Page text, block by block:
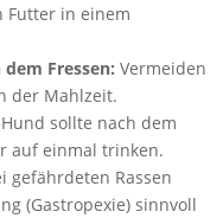
Futter in einem
Fressen: Vermeiden
der Mahlzeit.
sollte nach dem
auf einmal trinken.
gefährdeten Rassen
(Gastropexie) sinnvoll